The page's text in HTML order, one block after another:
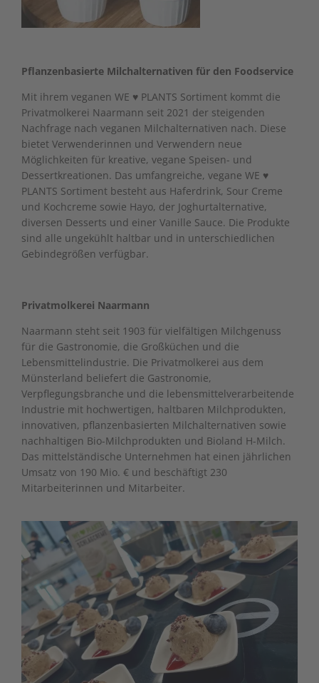
Pflanzenbasierte Milchalternativen für den Foodservice
Mit ihrem veganen WE ♥ PLANTS Sortiment kommt die
Privatmolkerei Naarmann seit 2021 der steigenden
Nachfrage nach veganen Milchalternativen nach. Diese
bietet Verwenderinnen und Verwendern neue
Möglichkeiten für kreative, vegane Speisen- und
Dessertkreationen. Das umfangreiche, vegane WE ♥
PLANTS Sortiment besteht aus Haferdrink, Sour Creme
und Kochcreme sowie Hayo, der Joghurtalternative,
diversen Desserts und einer Vanille Sauce. Die Produkte
sind alle ungekühlt haltbar und in unterschiedlichen
Gebindegrößen verfügbar.
Privatmolkerei Naarmann
Naarmann steht seit 1903 für vielfältigen Milchgenuss
für die Gastronomie, die Großküchen und die
Lebensmittelindustrie. Die Privatmolkerei aus dem
Münsterland beliefert die Gastronomie,
Verpflegungsbranche und die lebensmittelverarbeitende
Industrie mit hochwertigen, haltbaren Milchprodukten,
innovativen, pflanzenbasierten Milchalternativen sowie
nachhaltigen Bio-Milchprodukten und Bioland H-Milch.
Das mittelständische Unternehmen hat einen jährlichen
Umsatz von 190 Mio. € und beschäftigt 230
Mitarbeiterinnen und Mitarbeiter.